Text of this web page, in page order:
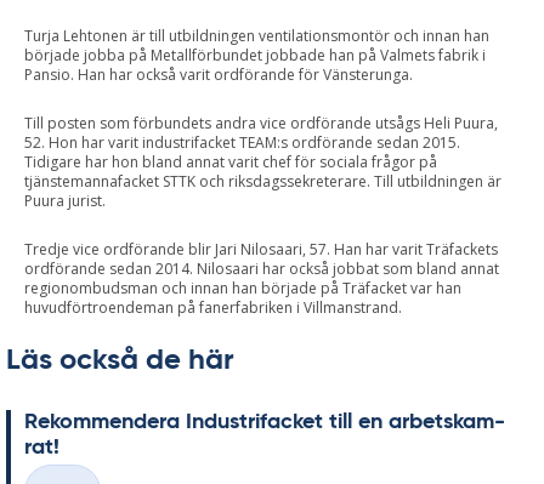
Turja Lehtonen är till utbildningen ventilationsmontör och innan han
började jobba på Metallförbundet jobbade han på Valmets fabrik i
Pansio. Han har också varit ordförande för Vänsterunga.
Till posten som förbundets andra vice ordförande utsågs Heli Puura,
52. Hon har varit industrifacket TEAM:s ordförande sedan 2015.
Tidigare har hon bland annat varit chef för sociala frågor på
tjänstemannafacket STTK och riksdagssekreterare. Till utbildningen är
Puura jurist.
Tredje vice ordförande blir Jari Nilosaari, 57. Han har varit Träfackets
ordförande sedan 2014. Nilosaari har också jobbat som bland annat
regionombudsman och innan han började på Träfacket var han
huvudförtroendeman på fanerfabriken i Villmanstrand.
Läs också de här
Re­kom­men­de­ra In­du­stri­fac­ket till en ar­bets­kam­
rat!